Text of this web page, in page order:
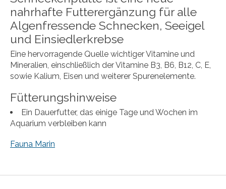
nahrhafte Futterergänzung für alle
Algenfressende Schnecken, Seeigel
und Einsiedlerkrebse
Eine hervorragende Quelle wichtiger Vitamine und
Mineralien, einschließlich der Vitamine B3, B6, B12, C, E,
sowie Kalium, Eisen und weiterer Spurenelemente.
Fütterungshinweise
Ein Dauerfutter, das einige Tage und Wochen im
Aquarium verbleiben kann
Fauna Marin